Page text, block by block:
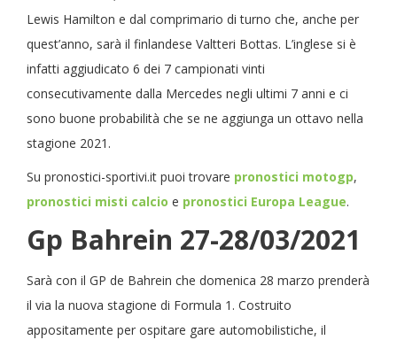
Lewis Hamilton e dal comprimario di turno che, anche per
quest’anno, sarà il finlandese Valtteri Bottas. L’inglese si è
infatti aggiudicato 6 dei 7 campionati vinti
consecutivamente dalla Mercedes negli ultimi 7 anni e ci
sono buone probabilità che se ne aggiunga un ottavo nella
stagione 2021.
Su pronostici-sportivi.it puoi trovare pronostici motogp,
pronostici misti calcio e pronostici Europa League.
Gp Bahrein 27-28/03/2021
Sarà con il GP de Bahrein che domenica 28 marzo prenderà
il via la nuova stagione di Formula 1. Costruito
appositamente per ospitare gare automobilistiche, il